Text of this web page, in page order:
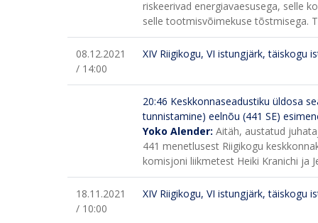
riskeerivad energiavaesusega, selle
selle tootmisvõimekuse tõstmisega.
08.12.2021
/ 14:00
XIV Riigikogu, VI istungjärk, täiskogu
20:46 Keskkonnaseadustiku üldosa
tunnistamine) eelnõu (441 SE)
Yoko Alender: Aitäh, austatud
441 menetlusest Riigikogu
komisjoni liikmetest Heiki Kranichi ja
18.11.2021
/ 10:00
XIV Riigikogu, VI istungjärk, täiskogu